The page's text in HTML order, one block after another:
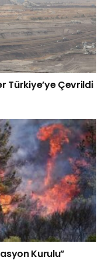
Türkiye’ye Çevrildi
Kurulu”